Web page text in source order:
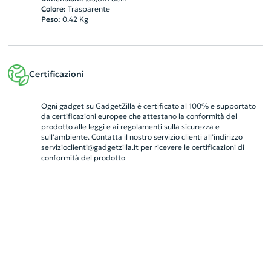
Colore: Trasparente
Peso: 0.42 Kg
Certificazioni
Ogni gadget su GadgetZilla è certificato al 100% e supportato
da certificazioni europee che attestano la conformità del
prodotto alle leggi e ai regolamenti sulla sicurezza e
sull'ambiente. Contatta il nostro servizio clienti all’indirizzo
servizioclienti@gadgetzilla.itper ricevere le certificazioni di
conformità del prodotto